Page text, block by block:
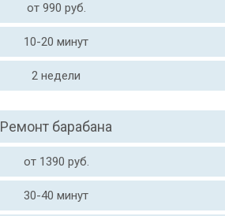
от 990 руб.
10-20 минут
2 недели
Ремонт барабана
от 1390 руб.
30-40 минут